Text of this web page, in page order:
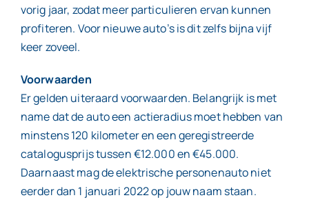
vorig jaar, zodat meer particulieren ervan kunnen
profiteren. Voor nieuwe auto’s is dit zelfs bijna vijf
keer zoveel.
Voorwaarden
Er gelden uiteraard voorwaarden. Belangrijk is met
name dat de auto een actieradius moet hebben van
minstens 120 kilometer en een geregistreerde
catalogusprijs tussen €12.000 en €45.000.
Daarnaast mag de elektrische personenauto niet
eerder dan 1 januari 2022 op jouw naam staan.